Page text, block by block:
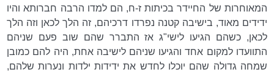
המאוחרות של החיידר בכיתות ז-ח, הם למדו הרבה חברותא והיו
ידידים מאוד, בישיבה קטנה נפרדו דרכיהם, זה הלך לכאן וזה הלך
לכאן, כשהם הגיעו לישי"ג אז התברר שהם שוב פעם שניהם
התוועדו למקום אחד והגיעו שניהם לישיבה אחת, היה להם כמובן
שמחה גדולה שהם יוכלו לחדש את ידידות ילדות ונערות שלהם,